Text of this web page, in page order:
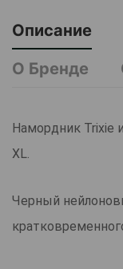
Описание
О Бренде
Намордник Trixie
XL.
Черный